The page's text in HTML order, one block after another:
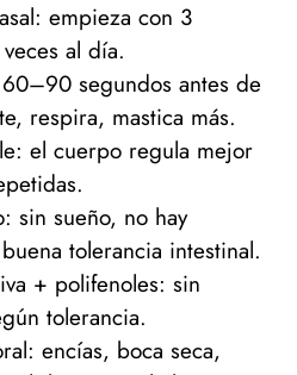
empieza con 3
al día.
60–90 segundos antes de
respira, mastica más.
el cuerpo regula mejor
sin sueño, no hay
tolerancia intestinal.
+ polifenoles: sin
tolerancia.
encías, boca seca,